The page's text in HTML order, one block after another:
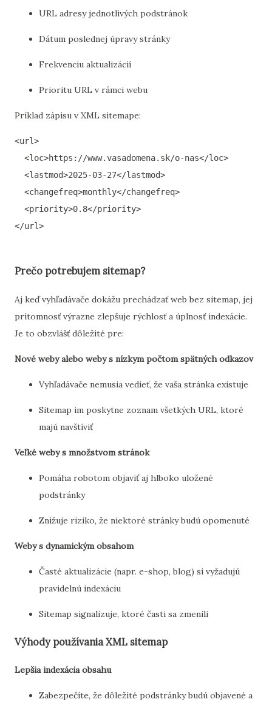
URL adresy jednotlivých podstránok
Dátum poslednej úpravy stránky
Frekvenciu aktualizácií
Prioritu URL v rámci webu
Príklad zápisu v XML sitemape:
<url>
  <loc>https://www.vasadomena.sk/o-nas</loc>
  <lastmod>2025-03-27</lastmod>
  <changefreq>monthly</changefreq>
  <priority>0.8</priority>
Prečo potrebujem sitemap?
Aj keď vyhľadávače dokážu prechádzať web bez sitemap, jej
prítomnosť výrazne zlepšuje rýchlosť a úplnosť indexácie.
Je to obzvlášť dôležité pre:
Nové weby alebo weby s nízkym počtom spätných odkazov
Vyhľadávače nemusia vedieť, že vaša stránka existuje
Sitemap im poskytne zoznam všetkých URL, ktoré
majú navštíviť
Veľké weby s množstvom stránok
Pomáha robotom objaviť aj hlboko uložené
podstránky
Znižuje riziko, že niektoré stránky budú opomenuté
Weby s dynamickým obsahom
Časté aktualizácie (napr. e-shop, blog) si vyžadujú
pravidelnú indexáciu
Sitemap signalizuje, ktoré časti sa zmenili
Výhody používania XML sitemap
Lepšia indexácia obsahu
Zabezpečíte, že dôležité podstránky budú objavené a